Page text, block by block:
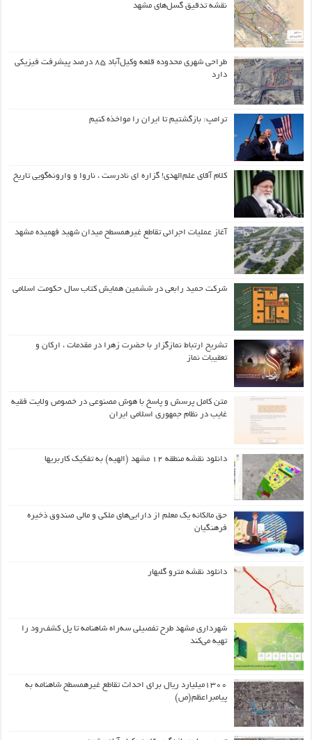
نقشه تدقیق گسل‌های مشهد
طراحی شهری محدوده قلعه وکیل‌آباد ۸۵ درصد پیشرفت فیزیکی
دارد
ترامپ: بازگشتیم تا ایران را مواخذه کنیم
کلام آقای علم‌الهدی! گزاره ای نادرست ، ناروا و وارونه‌گویی تاریخ
آغاز عملیات اجرائی تقاطع غیرهمسطح میدان شهید فهمیده مشهد
شرکت حمید رابعی در ششمین همایش کتاب سال حکومت اسلامی
تشریح ارتباط نمازگزار با حضرت زهرا در مقدمات ، ارکان و
تعقیبات نماز
متن کامل پرسش و پاسخ با هوش مصنوعی در خصوص ولایت فقیه
غایب در نظام جمهوری اسلامی ایران
دانلود نقشه منطقه ۱۲ مشهد (الهیه) به تفکیک کاربریها
حق مالکانه یک معلم از دارایی‌های ملکی و مالی صندوق ذخیره
فرهنگیان
دانلود نقشه مترو گلبهار
شهرداری مشهد طرح تفصیلی سه‌راه شاهنامه تا پل کشف‌رود را
تهیه می‌کند
۱۳۰۰میلیارد ریال برای احداث تقاطع غیرهمسطح شاهنامه به
پیامبراعظم(ص)